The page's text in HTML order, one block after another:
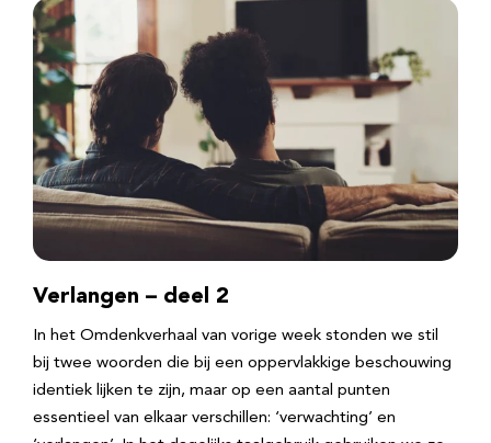
Verlangen – deel 2
In het Omdenkverhaal van vorige week stonden we stil
bij twee woorden die bij een oppervlakkige beschouwing
identiek lijken te zijn, maar op een aantal punten
essentieel van elkaar verschillen: ‘verwachting’ en